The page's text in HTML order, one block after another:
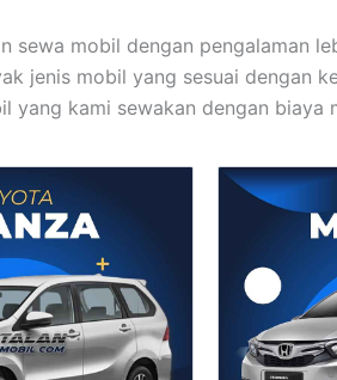
sewa mobil dengan pengalaman
jenis mobil yang sesuai dengan
yang kami sewakan dengan biaya